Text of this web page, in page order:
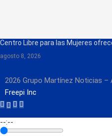
Centro Libre para las Mujeres
agosto 8, 2026
2026 Grupo Martínez Noticias –
Freepi Inc
--:--